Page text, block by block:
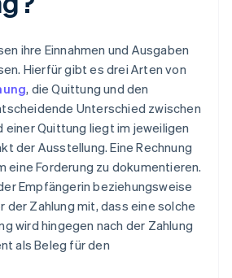
ihre Einnahmen und Ausgaben
Hierfür gibt es drei Arten von
, die Quittung und den
Unterschied zwischen
einer Quittung liegt im jeweiligen
der Ausstellung. Eine Rechnung
eine Forderung zu dokumentieren.
Empfängerin beziehungsweise
der Zahlung mit, dass eine solche
wird hingegen nach der Zahlung
als Beleg für den